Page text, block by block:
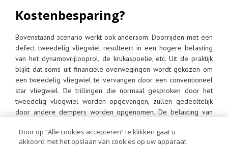
Kostenbesparing?
Bovenstaand scenario werkt ook andersom. Doorrijden met een
defect tweedelig vliegwiel resulteert in een hogere belasting
van het dynamovrijlooprol, de krukaspoelie, etc. Uit de praktijk
blijkt dat soms uit financiële overwegingen wordt gekozen om
een tweedelig vliegwiel te vervangen door een conventioneel
star vliegwiel. De trillingen die normaal gesproken door het
tweedelig vliegwiel worden opgevangen, zullen gedeeltelijk
door andere dempers worden opgenomen. De belasting van
verkorte levensduur van verschillende delen met vroegtijdige
Door op “Alle cookies accepteren” te klikken gaat u
akkoord met het opslaan van cookies op uw apparaat